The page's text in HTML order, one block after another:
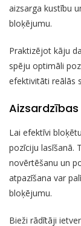
aizsarga kustību
bloķējumu.
Praktizējot kāju
spēju optimāli
efektivitāti reālās
Lai efektīvi
pozīciju lasīšanā.
novērtēšanu un
atpazīšana var
bloķējumu.
Bieži rādītāji